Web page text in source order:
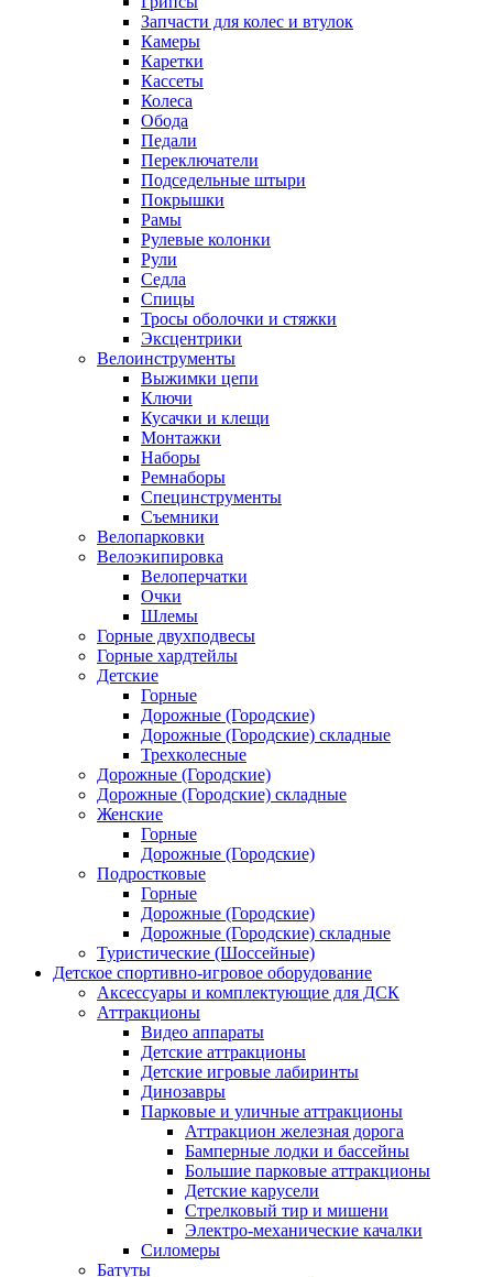
Запчасти для колес и втулок
Камеры
Каретки
Кассеты
Колеса
Обода
Педали
Переключатели
Подседельные штыри
Покрышки
Рамы
Рулевые колонки
Рули
Седла
Спицы
Тросы оболочки и стяжки
Эксцентрики
Велоинструменты
Выжимки цепи
Ключи
Кусачки и клещи
Монтажки
Наборы
Ремнаборы
Специнструменты
Съемники
Велопарковки
Велоэкипировка
Велоперчатки
Очки
Шлемы
Горные двухподвесы
Горные хардтейлы
Детские
Горные
Дорожные (Городские)
Дорожные (Городские) складные
Трехколесные
Дорожные (Городские)
Дорожные (Городские) складные
Женские
Горные
Дорожные (Городские)
Подростковые
Горные
Дорожные (Городские)
Дорожные (Городские) складные
Туристические (Шоссейные)
Детское спортивно-игровое оборудование
Аксессуары и комплектующие для ДСК
Аттракционы
Видео аппараты
Детские аттракционы
Детские игровые лабиринты
Динозавры
Парковые и уличные аттракционы
Аттракцион железная дорога
Бамперные лодки и бассейны
Большие парковые аттракционы
Детские карусели
Стрелковый тир и мишени
Электро-механические качалки
Силомеры
Батуты